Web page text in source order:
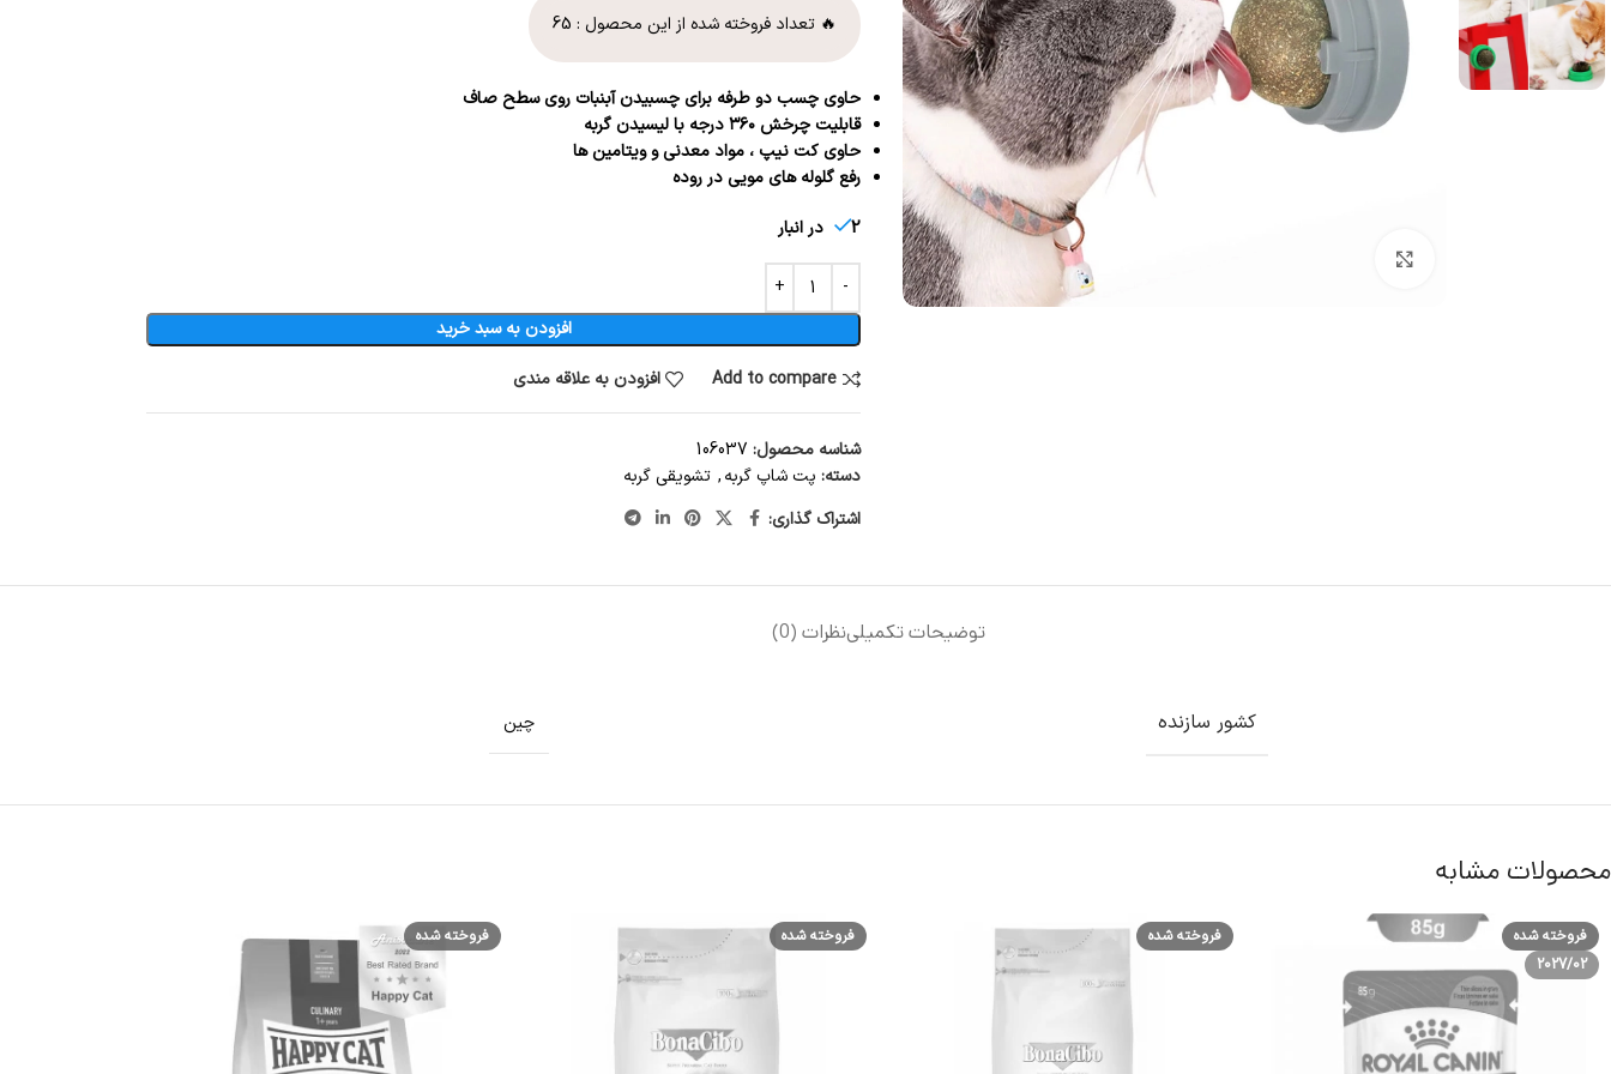
🔥 تعداد فروخته شده از این محصول : 65
حاوی چسب دو طرفه برای چسبیدن آبنبات روی سطح صاف
قابلیت چرخش ۳۶۰ درجه با لیسیدن گربه
حاوی کت نیپ ، مواد معدنی و ویتامین ها
رفع گلوله های مویی در روده
2 در انبار
افزودن به سبد خرید
Add to compare
افزودن به علاقه مندی
شناسه محصول: 106037
دسته: پت شاپ گربه, تشویقی گربه
اشتراک گذاری:
توضیحات تکمیلینظرات (0)
کشور سازنده چین
محصولات مشابه
فروخته شده
2027/02
فروخته شده فروخته شده فروخته شده